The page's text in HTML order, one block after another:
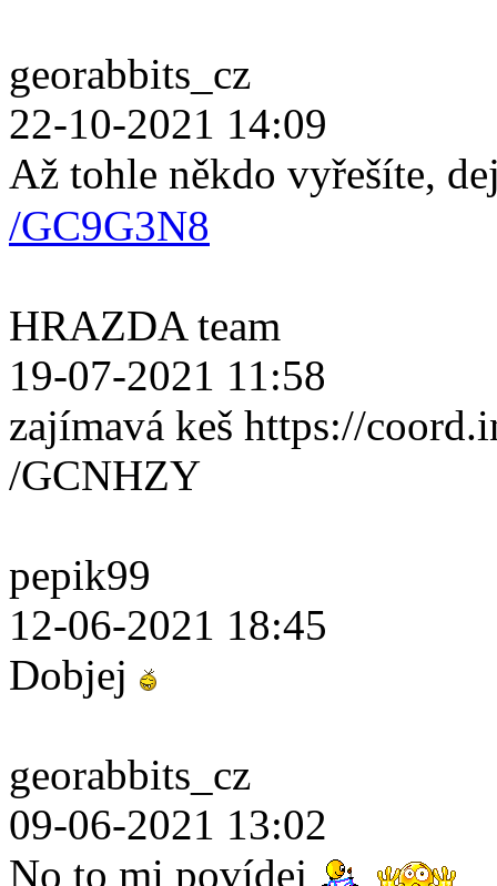
georabbits_cz
22-10-2021 14:09
Až tohle někdo vyřešíte,
/GC9G3N8
HRAZDA team
19-07-2021 11:58
zajímavá keš https://
/GCNHZY
pepik99
12-06-2021 18:45
Dobjej
georabbits_cz
09-06-2021 13:02
No to mi povídej